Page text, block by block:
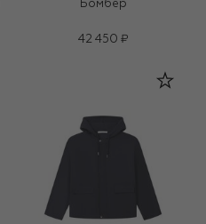
Бомбер
42 450 ₽